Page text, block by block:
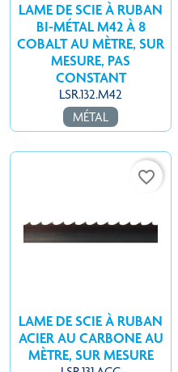
LAME DE SCIE À RUBAN
BI-MÉTAL M42 À 8
COBALT AU MÈTRE, SUR
MESURE, PAS
CONSTANT
LSR.132.M42
MÉTAL
favorite_border
LAME DE SCIE À RUBAN
ACIER AU CARBONE AU
MÈTRE, SUR MESURE